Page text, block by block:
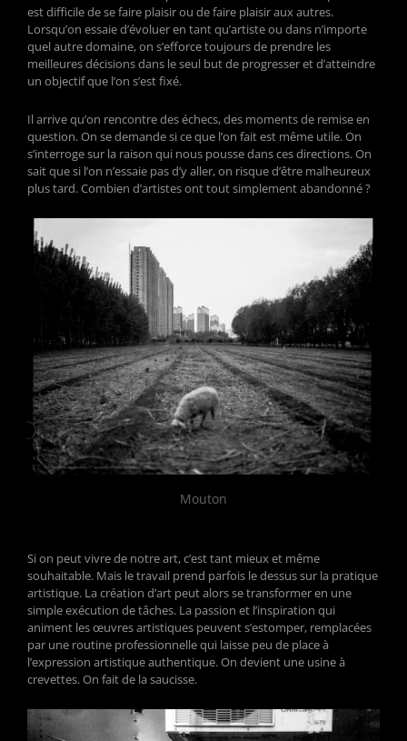
est difficile de se faire plaisir ou de faire plaisir aux autres.
Lorsqu’on essaie d’évoluer en tant qu’artiste ou dans n’importe
quel autre domaine, on s’efforce toujours de prendre les
meilleures décisions dans le seul but de progresser et d’atteindre
un objectif que l’on s’est fixé.
Il arrive qu’on rencontre des échecs, des moments de remise en
question. On se demande si ce que l’on fait est même utile. On
s’interroge sur la raison qui nous pousse dans ces directions. On
sait que si l’on n’essaie pas d’y aller, on risque d’être malheureux
plus tard. Combien d’artistes ont tout simplement abandonné ?
Mouton
Si on peut vivre de notre art, c’est tant mieux et même
souhaitable. Mais le travail prend parfois le dessus sur la pratique
artistique. La création d’art peut alors se transformer en une
simple exécution de tâches. La passion et l’inspiration qui
animent les œuvres artistiques peuvent s’estomper, remplacées
par une routine professionnelle qui laisse peu de place à
l’expression artistique authentique. On devient une usine à
crevettes. On fait de la saucisse.